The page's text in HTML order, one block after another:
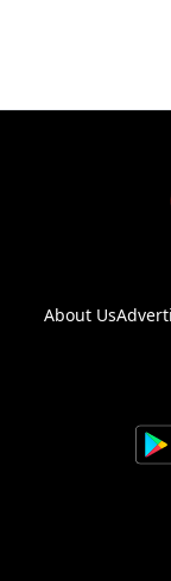
About Us